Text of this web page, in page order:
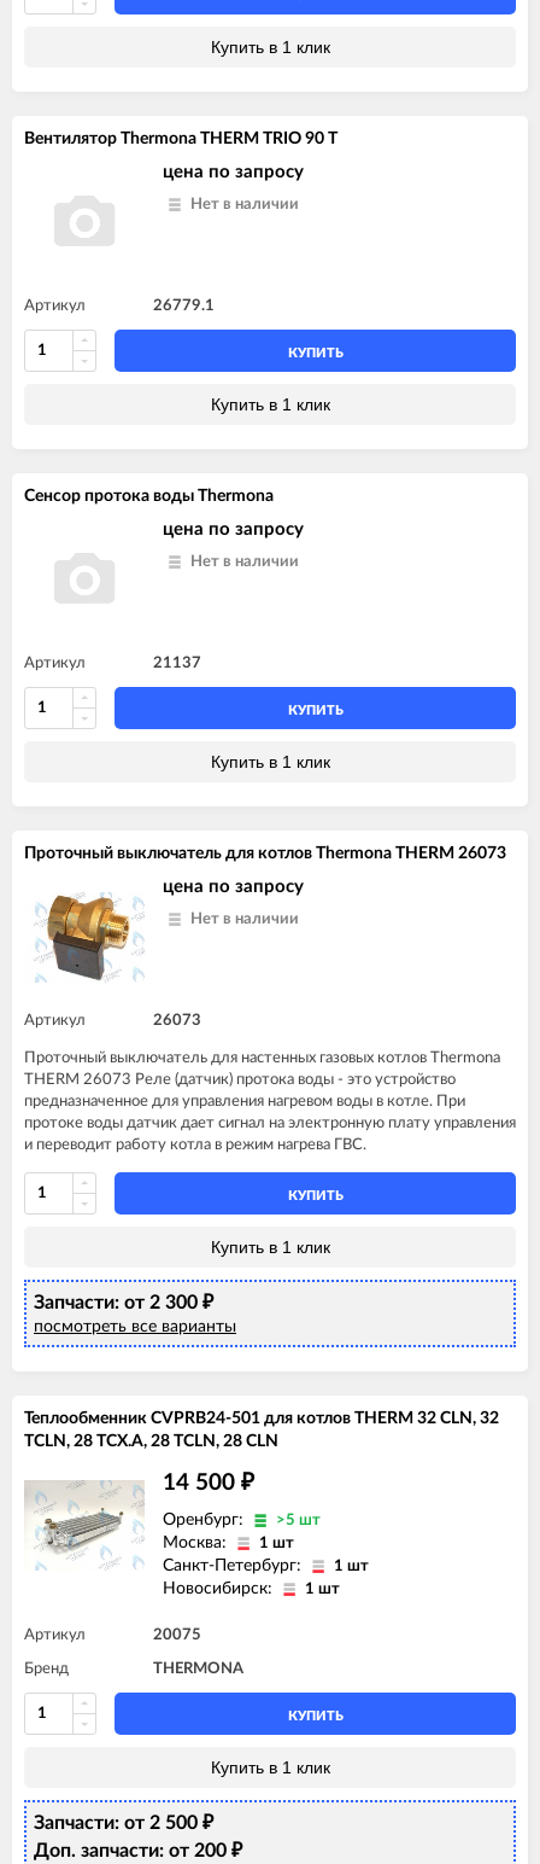
Купить в 1 клик
Вентилятор Thermona THERM TRIO 90 T
цена по запросу
Нет в наличии
Артикул 26779.1
КУПИТЬ
Купить в 1 клик
Сенсор протока воды Thermona
цена по запросу
Нет в наличии
Артикул 21137
КУПИТЬ
Купить в 1 клик
Проточный выключатель для котлов Thermona THERM 26073
цена по запросу
Нет в наличии
Артикул 26073
Проточный выключатель для настенных газовых котлов Thermona
THERM 26073 Реле (датчик) протока воды - это устройство
предназначенное для управления нагревом воды в котле. При
протоке воды датчик дает сигнал на электронную плату управления
и переводит работу котла в режим нагрева ГВС.
КУПИТЬ
Купить в 1 клик
Запчасти: от 2 300 ₽
посмотреть все варианты
Теплообменник CVPRB24-501 для котлов THERM 32 CLN, 32
TCLN, 28 TCX.A, 28 TCLN, 28 CLN
14 500 ₽
Оренбург: >5 шт
Москва: 1 шт
Санкт-Петербург: 1 шт
Новосибирск: 1 шт
Артикул 20075
Бренд THERMONA
КУПИТЬ
Купить в 1 клик
Запчасти: от 2 500 ₽
Доп. запчасти: от 200 ₽